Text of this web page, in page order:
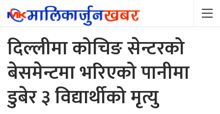
दिल्लीमा कोचिङ सेन्टरको
बेसमेन्टमा भरिएको पानीमा
डुबेर ३ विद्यार्थीको मृत्यु